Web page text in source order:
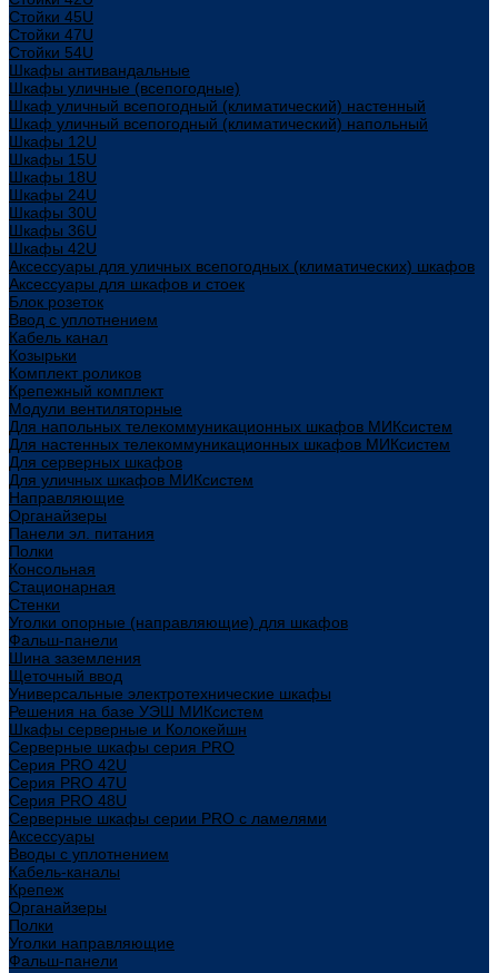
Стойки 45U
Стойки 47U
Стойки 54U
Шкафы антивандальные
Шкафы уличные (всепогодные)
Шкаф уличный всепогодный (климатический) настенный
Шкаф уличный всепогодный (климатический) напольный
Шкафы 12U
Шкафы 15U
Шкафы 18U
Шкафы 24U
Шкафы 30U
Шкафы 36U
Шкафы 42U
Аксессуары для уличных всепогодных (климатических) шкафов
Аксессуары для шкафов и стоек
Блок розеток
Ввод с уплотнением
Кабель канал
Козырьки
Комплект роликов
Крепежный комплект
Модули вентиляторные
Для напольных телекоммуникационных шкафов МИКсистем
Для настенных телекоммуникационных шкафов МИКсистем
Для серверных шкафов
Для уличных шкафов МИКсистем
Направляющие
Органайзеры
Панели эл. питания
Полки
Консольная
Стационарная
Стенки
Уголки опорные (направляющие) для шкафов
Фальш-панели
Шина заземления
Щеточный ввод
Универсальные электротехнические шкафы
Решения на базе УЭШ МИКсистем
Шкафы серверные и Колокейшн
Серверные шкафы серия PRO
Серия PRO 42U
Серия PRO 47U
Серия PRO 48U
Серверные шкафы серии PRO с ламелями
Аксессуары
Вводы с уплотнением
Кабель-каналы
Крепеж
Органайзеры
Полки
Уголки направляющие
Фальш-панели